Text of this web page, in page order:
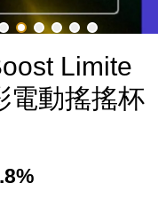
Limite
電動搖搖杯